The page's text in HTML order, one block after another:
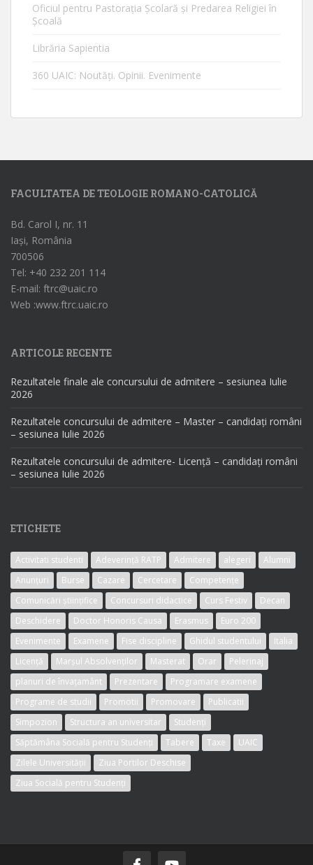
Oficiul pentru Pastorația Școlară și Predarea Religiei în
Școală
Librăria Sapientia
360 UAIC: Noutăţi. Opinii. Evenimente
FACULTATEA DE TEOLOGIE ROMANO-CATOLICĂ
Bd. Carol I, nr. 11
Iași, România
700506
Tel: +40 232 201 114
E-mail: ftrc@uaic.ro
Web :www.ftrc.uaic.ro
ARTICOLE RECENTE
Rezultatele finale ale concursului de admitere – sesiunea Iulie
2026
Rezultatele concursului de admitere – Master – candidați români
– sesiunea Iulie 2026
Rezultatele concursului de admitere- Licență – candidați români
– sesiunea Iulie 2026
ETICHETE
Activitati studenti Adeverință RATP Admitere alegeri
Alumni
Anunțuri
Burse Cazare Cercetare
Competențe
Comunicări științifice
Concursuri didactice Curs Festiv
Decan
Deschidere
Doctor Honoris Causa Erasmus
Euro 200
Evenimente
Examene Fise discipline Ghidul studentului
Italia
Licență
Marșul Absolvenților Masterat Orar
Pelerinaj
planuri de învațamânt
Prezentare
Programare examene
Programe de studii
Promotii Promovare
Publicatii
Simpozion
Structura an universitar
Studenți
Săptămâna Socială pentru Studenți
Tabere Taxe
UAIC
Zilele Universității
Ziua Portilor Deschise
Ziua Socială pentru Studenți